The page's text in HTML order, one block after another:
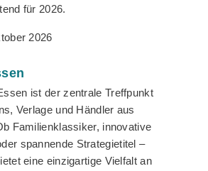
für 2026.
2026
ist der zentrale Treffpunkt
Verlage und Händler aus
Familienklassiker, innovative
spannende Strategietitel –
eine einzigartige Vielfalt an